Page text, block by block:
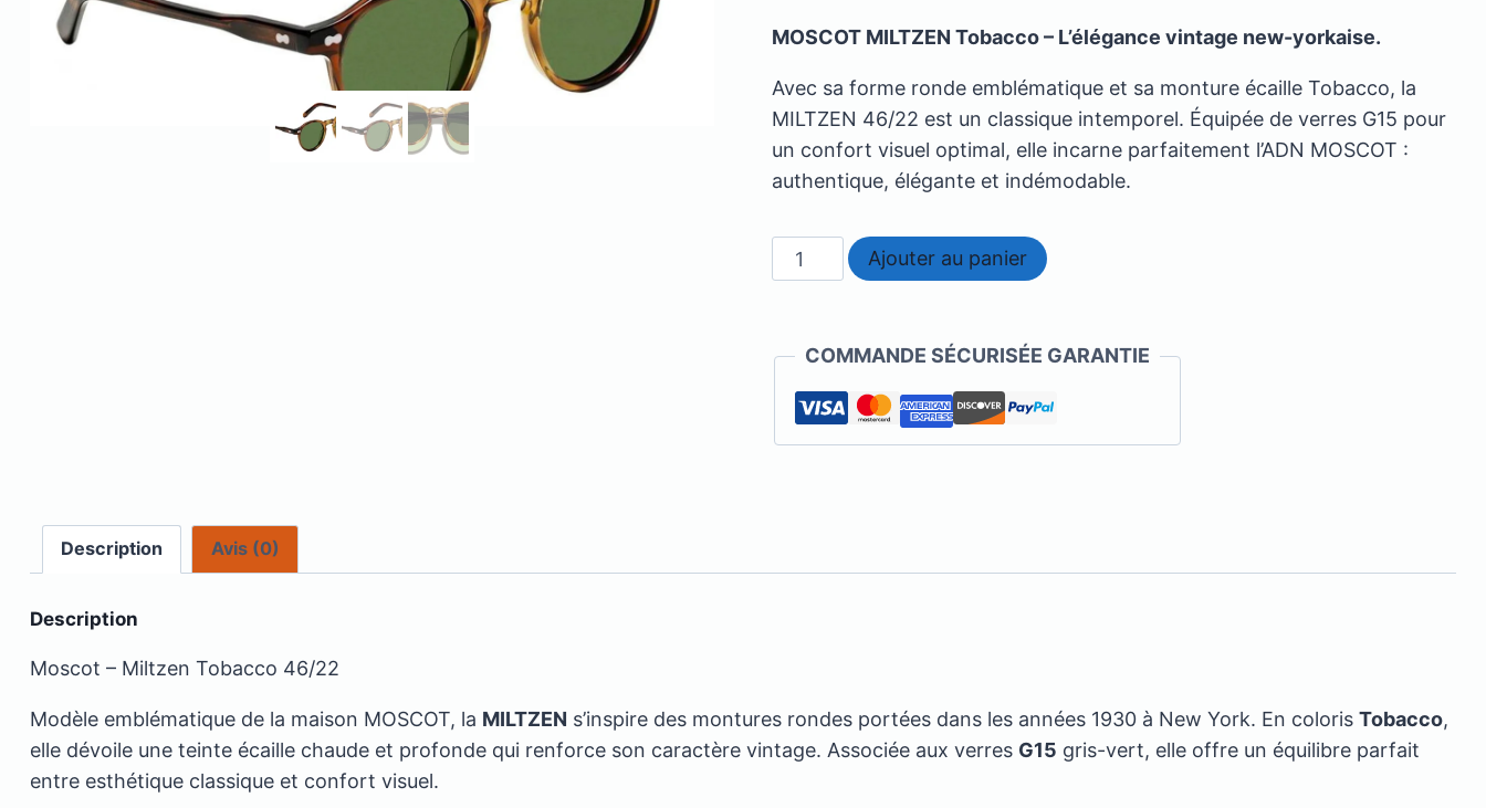
MOSCOT MILTZEN Tobacco – L’élégance vintage new-yorkaise.
Avec sa forme ronde emblématique et sa monture écaille Tobacco, la
MILTZEN 46/22 est un classique intemporel. Équipée de verres G15 pour
un confort visuel optimal, elle incarne parfaitement l’ADN MOSCOT :
authentique, élégante et indémodable.
quantité
de
46/22
Ajouter au panier
COMMANDE SÉCURISÉE GARANTIE
Description Avis (0)
Description
Moscot – Miltzen Tobacco 46/22
Modèle emblématique de la maison MOSCOT, la MILTZEN s’inspire des montures rondes portées dans les années 1930 à New York. En coloris Tobacco,
elle dévoile une teinte écaille chaude et profonde qui renforce son caractère vintage. Associée aux verres G15 gris-vert, elle offre un équilibre parfait
entre esthétique classique et confort visuel.